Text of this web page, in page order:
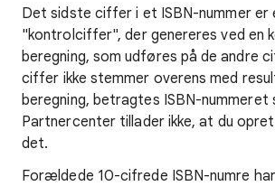
Det sidste ciffer i et ISBN-nummer er
"kontrolciffer", der genereres ved en
beregning, som udføres på de andre
ciffer ikke stemmer overens med
beregning, betragtes ISBN-nummeret
Partnercenter tillader ikke, at du
det.
Forældede 10-cifrede ISBN-numre